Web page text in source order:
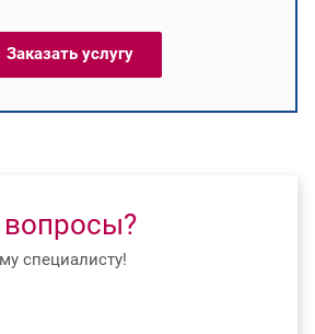
Заказать услугу
специалисту!